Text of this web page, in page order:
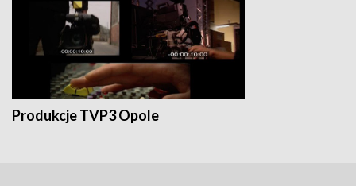
Produkcje TVP3 Opole